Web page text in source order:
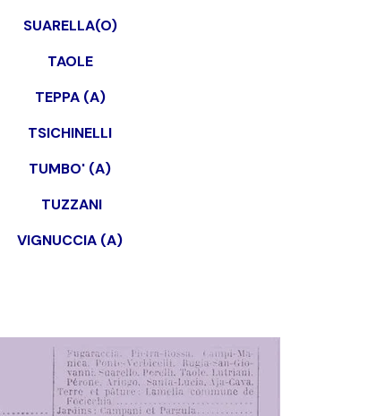
SUARELLA(O)
TAOLE
TEPPA (A)
TSICHINELLI
TUMBO' (A)
TUZZANI
VIGNUCCIA (A)